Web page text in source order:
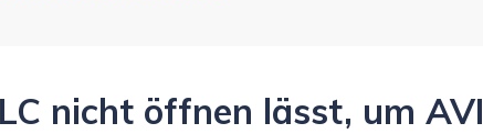
nicht öffnen lässt, um